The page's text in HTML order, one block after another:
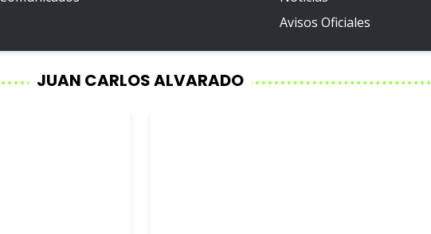
Avisos Oficiales
JUAN CARLOS ALVARADO